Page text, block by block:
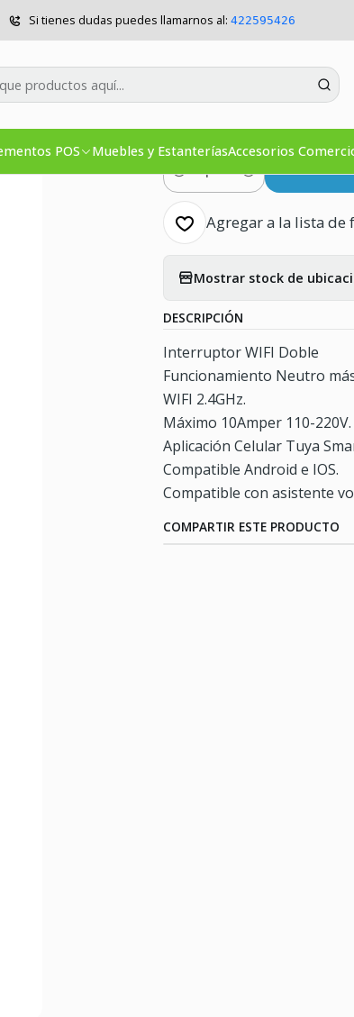
POS Muebles y EstanteríasAccesorios
Si tienes dudas puedes llamarnos al: 422595426
Smart Domótica Interruptor Táctil Doble WIFI 220V
Interruptor
U2
Cantidad
Agregar a la lista de
Mostrar stock de
DESCRIPCIÓN
Interruptor WIFI Doble
Funcionamiento Neutro
WIFI 2.4GHz.
Máximo 10Amper 110-220V.
Aplicación Celular Tuya
Compatible Android e IOS.
Compatible con asistente
COMPARTIR ESTE PRODUCTO